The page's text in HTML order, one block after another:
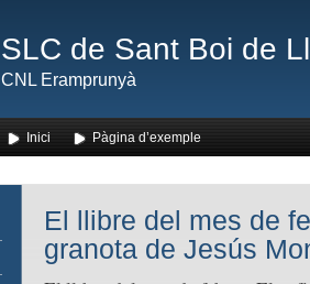
SLC de Sant Boi de
CNL Eramprunyà
Inici Pàgina d’exemple
El llibre del mes de
granota de Jesús